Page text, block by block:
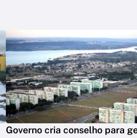
Governo cria conselho para